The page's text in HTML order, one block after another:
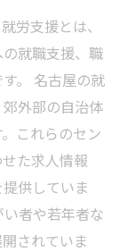
労支援とは、
就職支援、職
。 名古屋の就
外部の自治体
これらのセン
た求人情報
供していま
者や若年者な
されていま